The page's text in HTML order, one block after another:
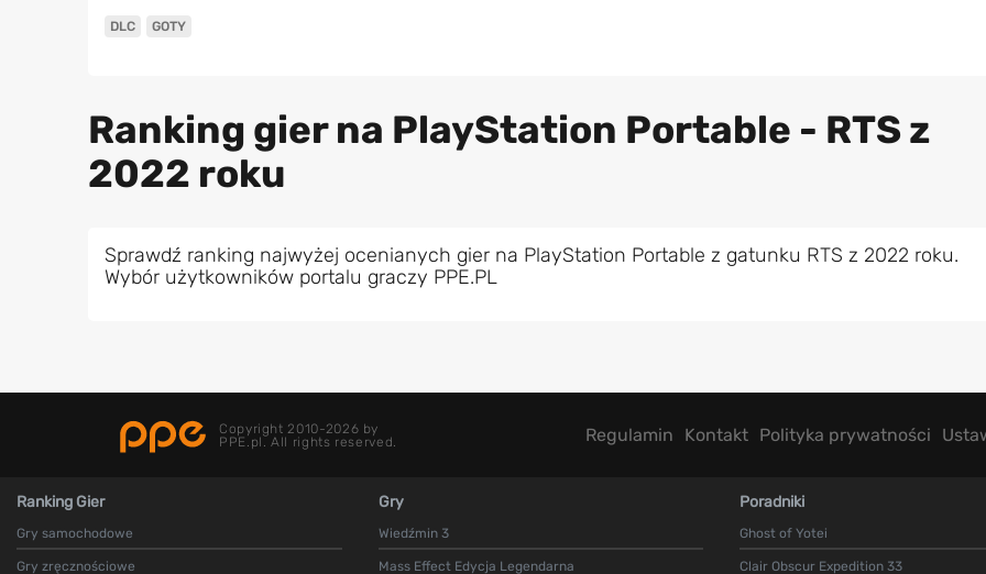
DLC GOTY
Ranking gier na PlayStation Portable - RTS z
2022 roku
Sprawdź ranking najwyżej ocenianych gier na PlayStation Portable z gatunku RTS z 2022 roku.
Wybór użytkowników portalu graczy PPE.PL
Copyright 2010-2026 by
PPE.pl. All rights reserved.
Regulamin Kontakt Polityka prywatności
Ranking Gier
Gry samochodowe
Gry zręcznościowe
Gry
Wiedźmin 3
Mass Effect Edycja Legendarna
Poradniki
Ghost of Yotei
Clair Obscur Expedition 33